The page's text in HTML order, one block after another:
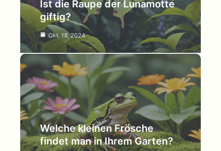
Ist die Raupe der Lunamotte
giftig?
Okt. 18, 2024
Welche kleinen Frösche
findet man in Ihrem Garten?